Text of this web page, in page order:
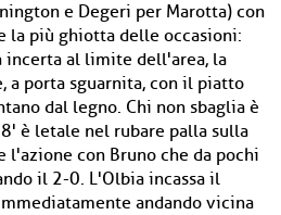
e Degeri per Marotta) con
la più ghiotta delle occasioni:
incerta al limite dell'area, la
a porta sguarnita, con il piatto
dal legno. Chi non sbaglia è
è letale nel rubare palla sulla
con Bruno che da pochi
il 2-0. L'Olbia incassa il
andando vicina